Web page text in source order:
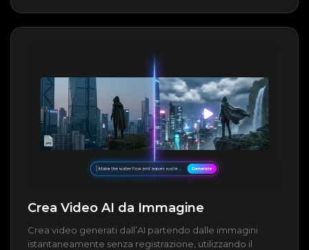
Crea Video AI da Immagine
Crea video generati dall’AI partendo dalle immagini
istantaneamente senza registrazione, utilizzando il